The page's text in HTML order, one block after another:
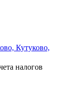
Кутуково,
налогов